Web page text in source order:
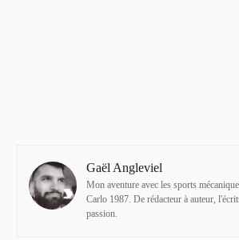
Gaël Angleviel
Mon aventure avec les sports
Carlo 1987. De rédacteur à auteur,
passion.